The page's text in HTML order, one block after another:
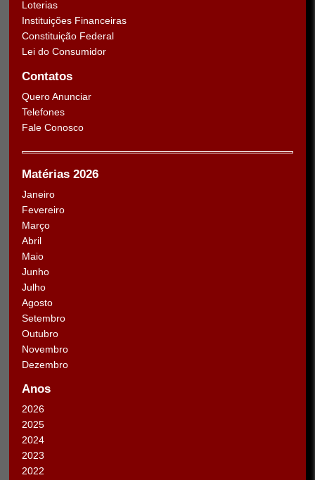
Loterias
Instituições Financeiras
Constituição Federal
Lei do Consumidor
Contatos
Quero Anunciar
Telefones
Fale Conosco
Matérias 2026
Janeiro
Fevereiro
Março
Abril
Maio
Junho
Julho
Agosto
Setembro
Outubro
Novembro
Dezembro
Anos
2026
2025
2024
2023
2022